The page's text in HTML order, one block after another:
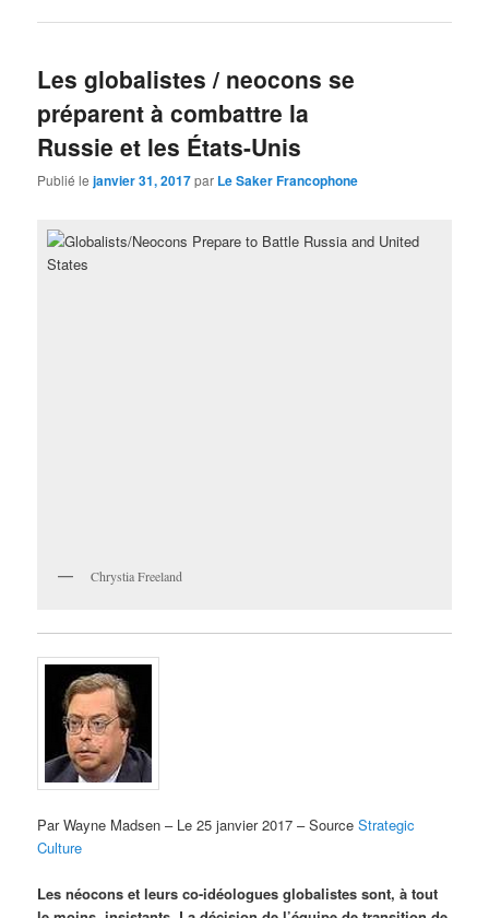
Les globalistes / neocons se
préparent à combattre la
Russie et les États-Unis
Publié lejanvier 31, 2017par Le Saker Francophone
Chrystia Freeland
Par Wayne Madsen – Le 25 janvier 2017 – SourceStrategic
Culture
Les néocons et leurs co-idéologues globalistes sont, à tout